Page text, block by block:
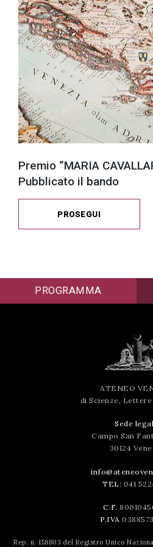
Premio “MARIA
Pubblicato il bando
PROSEGUI
PROGRAMMA
ATENEO
di Scienze,
Sede
Campo San
30124
TEL: 041
C.F.
P.IVA
Rep. n. 158803 del Registro Unico